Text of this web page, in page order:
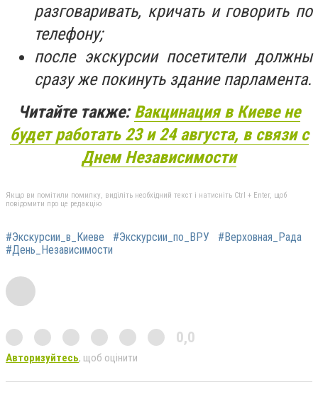
разговаривать, кричать и говорить по
телефону;
после экскурсии посетители должны
сразу же покинуть здание парламента.
Читайте также:Вакцинация в Киеве не
будет работать 23 и 24 августа, в связи с
Днем Независимости
Якщо ви помітили помилку, виділіть необхідний текст і натисніть Ctrl + Enter, щоб
повідомити про це редакцію
#Экскурсии_в_Киеве #Экскурсии_по_ВРУ
#Верховная_Рада
#День_Независимости
0,0
Авторизуйтесь, щоб оцінити